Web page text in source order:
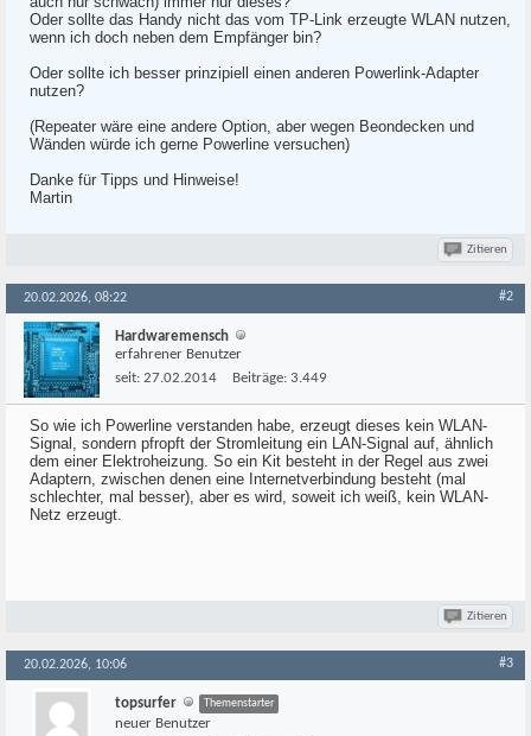
Oder sollte das Handy nicht das vom TP-Link erzeugte WLAN nutzen,
wenn ich doch neben dem Empfänger bin?
Oder sollte ich besser prinzipiell einen anderen Powerlink-Adapter
nutzen?
(Repeater wäre eine andere Option, aber wegen Beondecken und
Wänden würde ich gerne Powerline versuchen)
Danke für Tipps und Hinweise!
Martin
Zitieren
20.02.2026, 08:22 #2
Hardwaremensch
erfahrener Benutzer
seit: 27.02.2014 Beiträge: 3.449
So wie ich Powerline verstanden habe, erzeugt dieses kein WLAN-
Signal, sondern pfropft der Stromleitung ein LAN-Signal auf, ähnlich
dem einer Elektroheizung. So ein Kit besteht in der Regel aus zwei
Adaptern, zwischen denen eine Internetverbindung besteht (mal
schlechter, mal besser), aber es wird, soweit ich weiß, kein WLAN-
Netz erzeugt.
Zitieren
20.02.2026, 10:06 #3
topsurfer Themenstarter
neuer Benutzer